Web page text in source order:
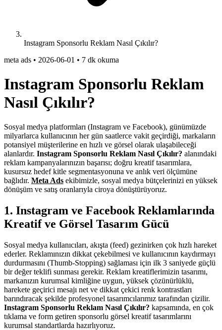
Instagram Sponsorlu Reklam Nasıl Çıkılır?
meta ads • 2026-06-01 • 7 dk okuma
Instagram Sponsorlu Reklam
Nasıl Çıkılır?
Sosyal medya platformları (Instagram ve Facebook), günümüzde
milyarlarca kullanıcının her gün saatlerce vakit geçirdiği, markaların
potansiyel müşterilerine en hızlı ve görsel olarak ulaşabileceği
alanlardır. Instagram Sponsorlu Reklam Nasıl Çıkılır? alanındaki
reklam kampanyalarınızın başarısı; doğru kreatif tasarımlara,
kusursuz hedef kitle segmentasyonuna ve anlık veri ölçümüne
bağlıdır. Meta Ads ekibimizle, sosyal medya bütçelerinizi en yüksek
dönüşüm ve satış oranlarıyla ciroya dönüştürüyoruz.
1. Instagram ve Facebook Reklamlarında
Kreatif ve Görsel Tasarım Gücü
Sosyal medya kullanıcıları, akışta (feed) gezinirken çok hızlı hareket
ederler. Reklamınızın dikkat çekebilmesi ve kullanıcının kaydırmayı
durdurmasını (Thumb-Stopping) sağlaması için ilk 3 saniyede güçlü
bir değer teklifi sunması gerekir. Reklam kreatiflerimizin tasarımı,
markanızın kurumsal kimliğine uygun, yüksek çözünürlüklü,
harekete geçirici mesajı net ve dikkat çekici renk kontrastları
barındıracak şekilde profesyonel tasarımcılarımız tarafından çizilir.
Instagram Sponsorlu Reklam Nasıl Çıkılır? kapsamında, en çok
tıklama ve form getiren sponsorlu görsel kreatif tasarımlarını
kurumsal standartlarda hazırlıyoruz.